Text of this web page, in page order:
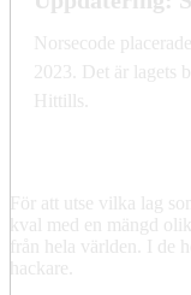
Norsecode
2023. Det är lagets
Hittills.
För att utse vilka lag
kval med en mängd
från hela världen. I de
hackare.